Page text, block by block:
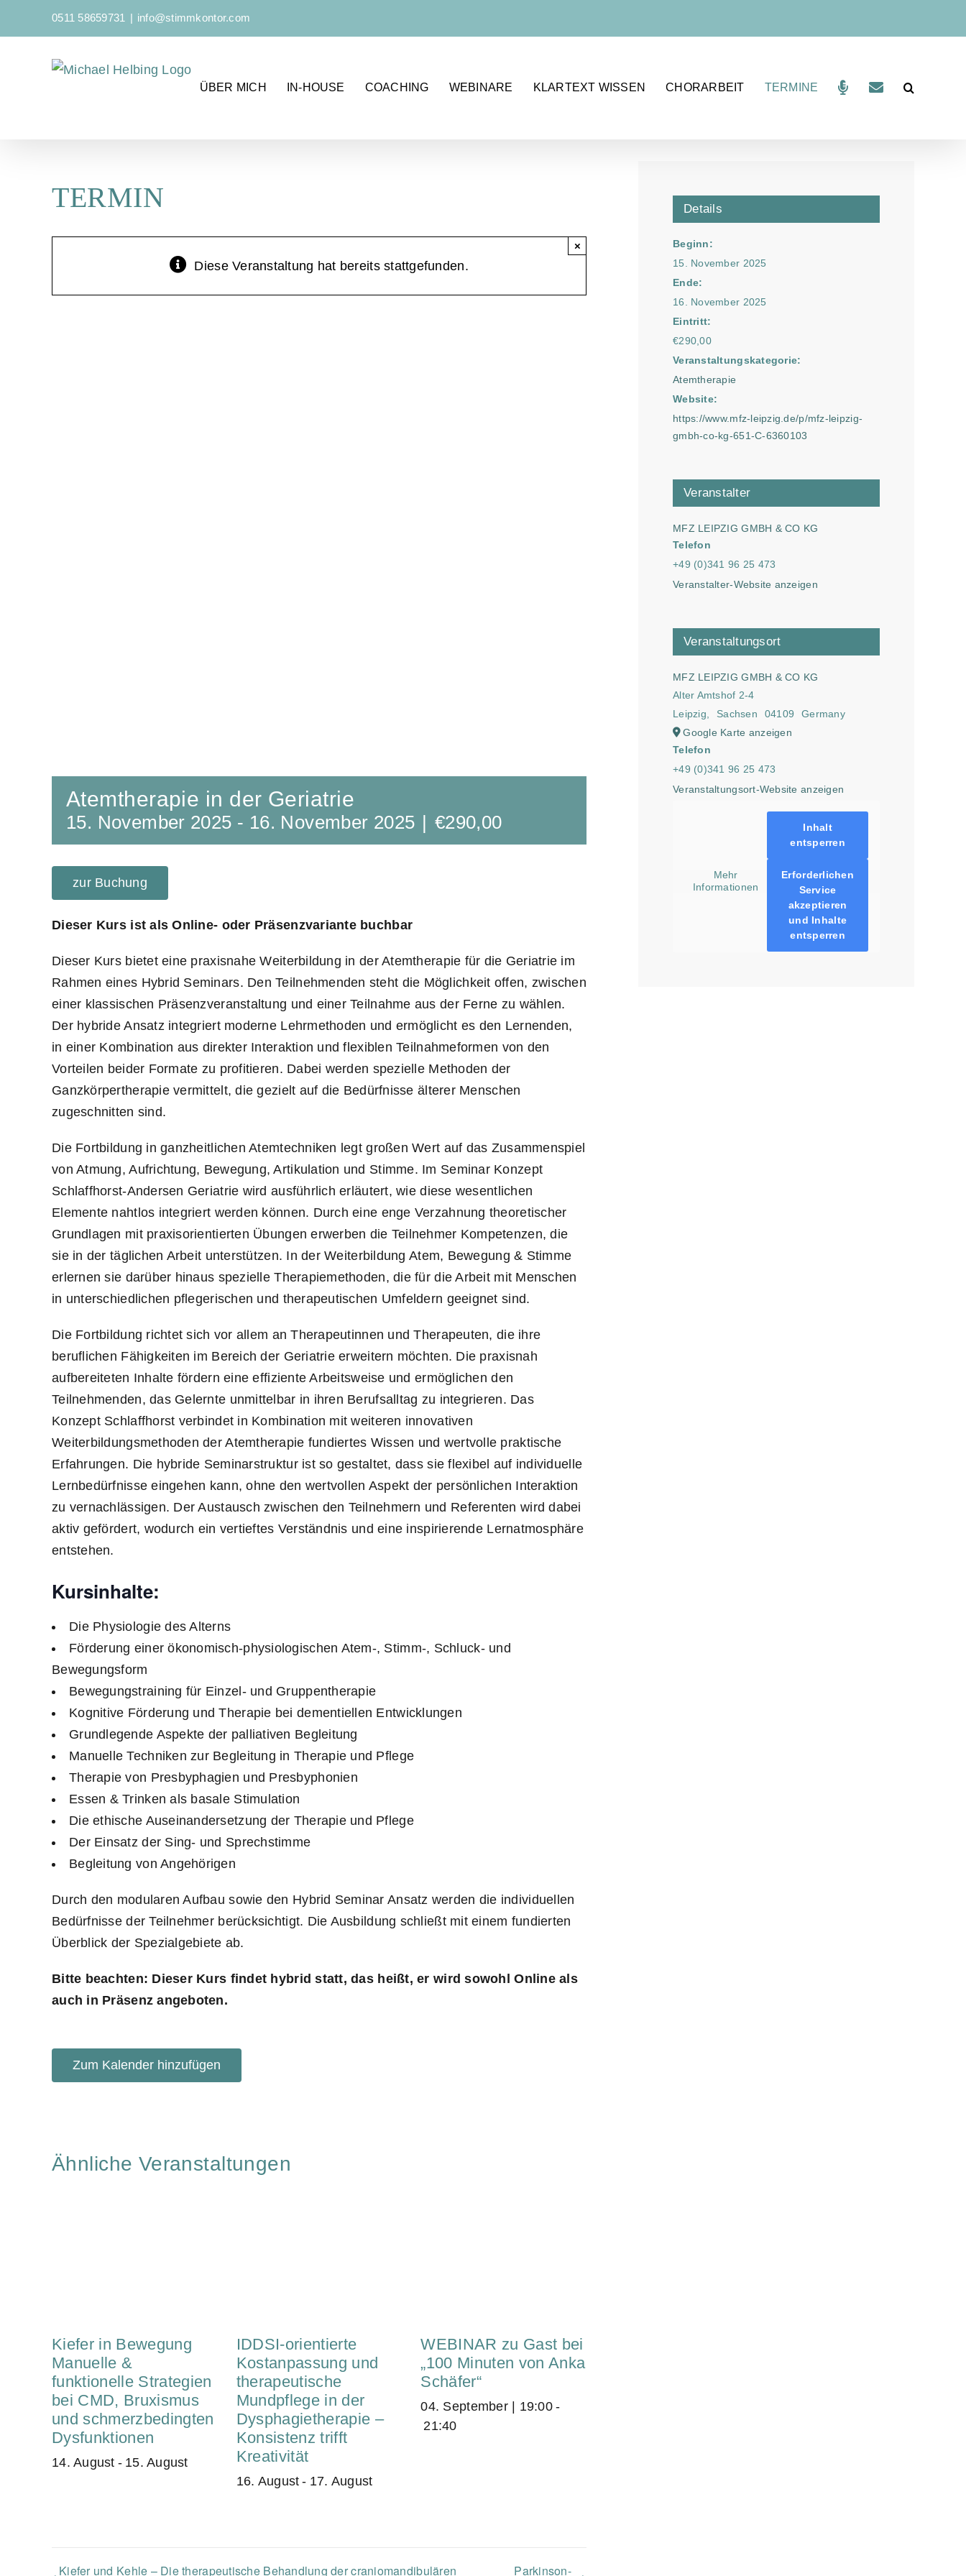
0511 58659731 | info@stimmkontor.com
ÜBER MICH IN-HOUSE COACHING WEBINARE KLARTEXT WISSEN CHORARBEIT TERMINE
TERMIN
Diese Veranstaltung hat bereits stattgefunden.
×
Atemtherapie in der Geriatrie
15. November 2025 - 16. November 2025 | €290,00
zur Buchung
Dieser Kurs ist als Online- oder Präsenzvariante buchbar
Dieser Kurs bietet eine praxisnahe Weiterbildung in der Atemtherapie für die Geriatrie im
Rahmen eines Hybrid Seminars. Den Teilnehmenden steht die Möglichkeit offen, zwischen
einer klassischen Präsenzveranstaltung und einer Teilnahme aus der Ferne zu wählen.
Der hybride Ansatz integriert moderne Lehrmethoden und ermöglicht es den Lernenden,
in einer Kombination aus direkter Interaktion und flexiblen Teilnahmeformen von den
Vorteilen beider Formate zu profitieren. Dabei werden spezielle Methoden der
Ganzkörpertherapie vermittelt, die gezielt auf die Bedürfnisse älterer Menschen
zugeschnitten sind.
Die Fortbildung in ganzheitlichen Atemtechniken legt großen Wert auf das Zusammenspiel
von Atmung, Aufrichtung, Bewegung, Artikulation und Stimme. Im Seminar Konzept
Schlaffhorst-Andersen Geriatrie wird ausführlich erläutert, wie diese wesentlichen
Elemente nahtlos integriert werden können. Durch eine enge Verzahnung theoretischer
Grundlagen mit praxisorientierten Übungen erwerben die Teilnehmer Kompetenzen, die
sie in der täglichen Arbeit unterstützen. In der Weiterbildung Atem, Bewegung & Stimme
erlernen sie darüber hinaus spezielle Therapiemethoden, die für die Arbeit mit Menschen
in unterschiedlichen pflegerischen und therapeutischen Umfeldern geeignet sind.
Die Fortbildung richtet sich vor allem an Therapeutinnen und Therapeuten, die ihre
beruflichen Fähigkeiten im Bereich der Geriatrie erweitern möchten. Die praxisnah
aufbereiteten Inhalte fördern eine effiziente Arbeitsweise und ermöglichen den
Teilnehmenden, das Gelernte unmittelbar in ihren Berufsalltag zu integrieren. Das
Konzept Schlaffhorst verbindet in Kombination mit weiteren innovativen
Weiterbildungsmethoden der Atemtherapie fundiertes Wissen und wertvolle praktische
Erfahrungen. Die hybride Seminarstruktur ist so gestaltet, dass sie flexibel auf individuelle
Lernbedürfnisse eingehen kann, ohne den wertvollen Aspekt der persönlichen Interaktion
zu vernachlässigen. Der Austausch zwischen den Teilnehmern und Referenten wird dabei
aktiv gefördert, wodurch ein vertieftes Verständnis und eine inspirierende Lernatmosphäre
entstehen.
Kursinhalte:
Die Physiologie des Alterns
Förderung einer ökonomisch-physiologischen Atem-, Stimm-, Schluck- und
Bewegungsform
Bewegungstraining für Einzel- und Gruppentherapie
Kognitive Förderung und Therapie bei dementiellen Entwicklungen
Grundlegende Aspekte der palliativen Begleitung
Manuelle Techniken zur Begleitung in Therapie und Pflege
Therapie von Presbyphagien und Presbyphonien
Essen & Trinken als basale Stimulation
Die ethische Auseinandersetzung der Therapie und Pflege
Der Einsatz der Sing- und Sprechstimme
Begleitung von Angehörigen
Durch den modularen Aufbau sowie den Hybrid Seminar Ansatz werden die individuellen
Bedürfnisse der Teilnehmer berücksichtigt. Die Ausbildung schließt mit einem fundierten
Überblick der Spezialgebiete ab.
Bitte beachten: Dieser Kurs findet hybrid statt, das heißt, er wird sowohl Online als
auch in Präsenz angeboten.
Zum Kalender hinzufügen
Ähnliche Veranstaltungen
Kiefer in Bewegung
Manuelle &
funktionelle Strategien
bei CMD, Bruxismus
und schmerzbedingten
Dysfunktionen
14. August - 15. August
IDDSI-orientierte
Kostanpassung und
therapeutische
Mundpflege in der
Dysphagietherapie –
Konsistenz trifft
Kreativität
16. August - 17. August
WEBINAR zu Gast bei
„100 Minuten von Anka
Schäfer“
04. September | 19:00 -
21:40
Kiefer und Kehle – Die therapeutische Behandlung der craniomandibulären Parkinson-
Details
Beginn:
15. November 2025
Ende:
16. November 2025
Eintritt:
€290,00
Veranstaltungskategorie:
Atemtherapie
Website:
https://www.mfz-leipzig.de/p/mfz-leipzig-
gmbh-co-kg-651-C-6360103
Veranstalter
MFZ LEIPZIG GMBH & CO KG
Telefon
+49 (0)341 96 25 473
Veranstalter-Website anzeigen
Veranstaltungsort
MFZ LEIPZIG GMBH & CO KG
Alter Amtshof 2-4
Leipzig
Sachsen 04109
Germany
Google Karte anzeigen
Telefon
+49 (0)341 96 25 473
Veranstaltungsort-Website anzeigen
Mehr
Informationen
Inhalt
entsperren
Erforderlichen
Service
akzeptieren
und Inhalte
entsperren